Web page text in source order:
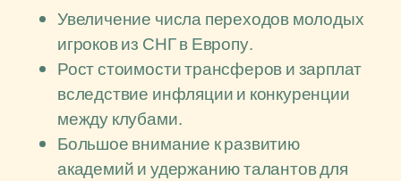
Увеличение числа переходов молодых
игроков из СНГ в Европу.
Рост стоимости трансферов и зарплат
вследствие инфляции и конкуренции
между клубами.
Большое внимание к развитию
академий и удержанию талантов для